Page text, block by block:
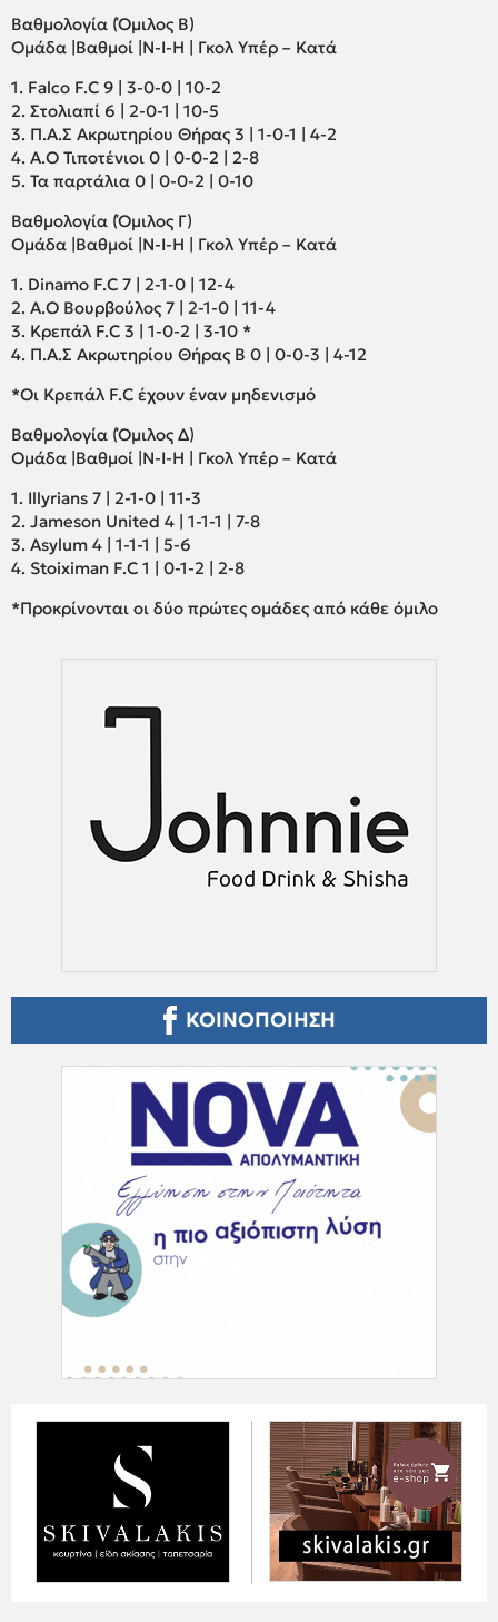
Βαθμολογία (Όμιλος Β)
Ομάδα |Βαθμοί |Ν-Ι-Η | Γκολ Υπέρ – Κατά
1. Falco F.C 9 | 3-0-0 | 10-2
2. Στολιαπί 6 | 2-0-1 | 10-5
3. Π.Α.Σ Ακρωτηρίου Θήρας 3 | 1-0-1 | 4-2
4. Α.Ο Τιποτένιοι 0 | 0-0-2 | 2-8
5. Τα παρτάλια 0 | 0-0-2 | 0-10
Βαθμολογία (Όμιλος Γ)
Ομάδα |Βαθμοί |Ν-Ι-Η | Γκολ Υπέρ – Κατά
1. Dinamo F.C 7 | 2-1-0 | 12-4
2. Α.Ο Βουρβούλος 7 | 2-1-0 | 11-4
3. Κρεπάλ F.C 3 | 1-0-2 | 3-10 *
4. Π.Α.Σ Ακρωτηρίου Θήρας Β 0 | 0-0-3 | 4-12
*Οι Κρεπάλ F.C έχουν έναν μηδενισμό
Βαθμολογία (Όμιλος Δ)
Ομάδα |Βαθμοί |Ν-Ι-Η | Γκολ Υπέρ – Κατά
1. Illyrians 7 | 2-1-0 | 11-3
2. Jameson United 4 | 1-1-1 | 7-8
3. Asylum 4 | 1-1-1 | 5-6
4. Stoiximan F.C 1 | 0-1-2 | 2-8
*Προκρίνονται οι δύο πρώτες ομάδες από κάθε όμιλο
ΚΟΙΝΟΠΟΙΗΣΗ